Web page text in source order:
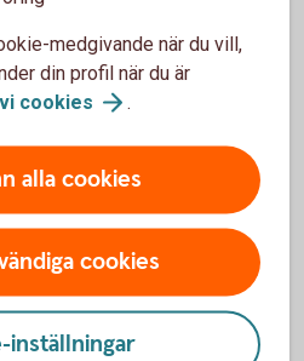
oförutsedda händelser
uppväxt, såväl
Den gäller dygnet runt och
och skolans
medgivande när du vill,
din profil när du är
cookies .
alla cookies
cookies
inställningar